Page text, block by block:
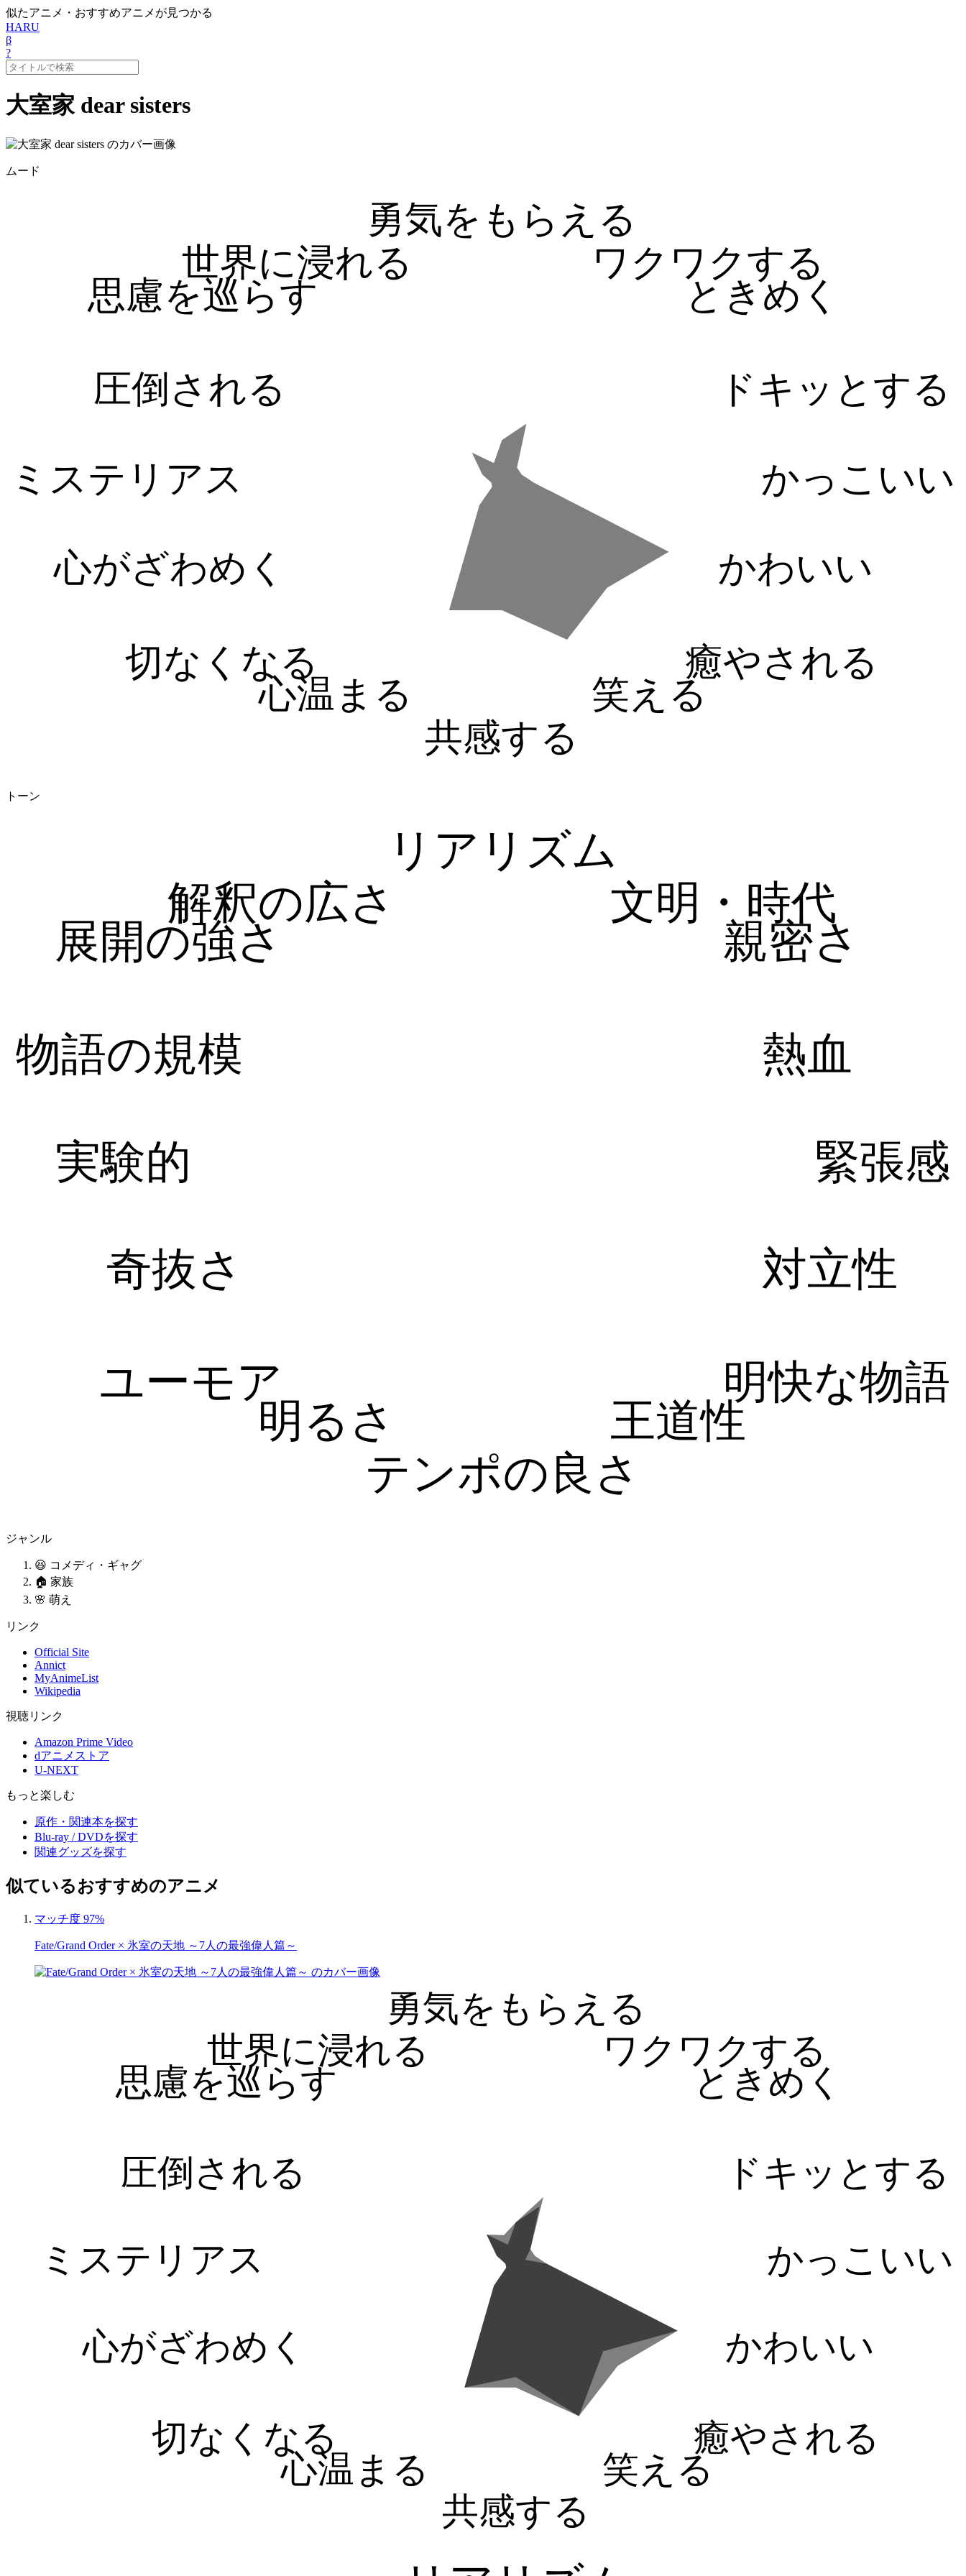
似たアニメ・おすすめアニメが見つかる
HARU
β
?
大室家 dear sisters
ムード
勇気をもらえる
ワクワクする
ときめく
ドキッとする
かっこいい
かわいい
癒やされる
笑える
共感する
心温まる
切なくなる
心がざわめく
ミステリアス
圧倒される
思慮を巡らす
世界に浸れる
トーン
リアリズム
文明・時代
親密さ
熱血
緊張感
対立性
明快な物語
王道性
テンポの良さ
明るさ
ユーモア
奇抜さ
実験的
物語の規模
展開の強さ
解釈の広さ
ジャンル
😆 コメディ・ギャグ
🏠 家族
🌸 萌え
リンク
Official Site
Annict
MyAnimeList
Wikipedia
視聴リンク
Amazon Prime Video
dアニメストア
U-NEXT
もっと楽しむ
原作・関連本を探す
Blu-ray / DVDを探す
関連グッズを探す
似ているおすすめのアニメ
マッチ度 97%
Fate/Grand Order × 氷室の天地 ～7人の最強偉人篇～
勇気をもらえる
ワクワクする
ときめく
ドキッとする
かっこいい
かわいい
癒やされる
笑える
共感する
心温まる
切なくなる
心がざわめく
ミステリアス
圧倒される
思慮を巡らす
世界に浸れる